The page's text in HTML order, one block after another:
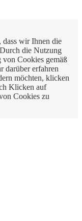
dass wir Ihnen die
die Nutzung
von Cookies gemäß
darüber erfahren
möchten, klicken
Klicken auf
Cookies zu